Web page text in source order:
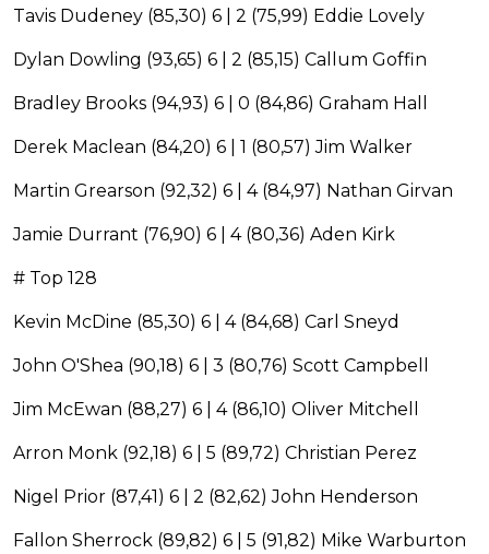
Tavis Dudeney (85,30) 6 | 2 (75,99) Eddie Lovely
Dylan Dowling (93,65) 6 | 2 (85,15) Callum Goffin
Bradley Brooks (94,93) 6 | 0 (84,86) Graham Hall
Derek Maclean (84,20) 6 | 1 (80,57) Jim Walker
Martin Grearson (92,32) 6 | 4 (84,97) Nathan Girvan
Jamie Durrant (76,90) 6 | 4 (80,36) Aden Kirk
# Top 128
Kevin McDine (85,30) 6 | 4 (84,68) Carl Sneyd
John O'Shea (90,18) 6 | 3 (80,76) Scott Campbell
Jim McEwan (88,27) 6 | 4 (86,10) Oliver Mitchell
Arron Monk (92,18) 6 | 5 (89,72) Christian Perez
Nigel Prior (87,41) 6 | 2 (82,62) John Henderson
Fallon Sherrock (89,82) 6 | 5 (91,82) Mike Warburton